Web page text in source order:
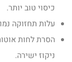
כיסוי טוב יותר.
עלות תחזוקה
הסרת לחות
ניקוז ישירה.